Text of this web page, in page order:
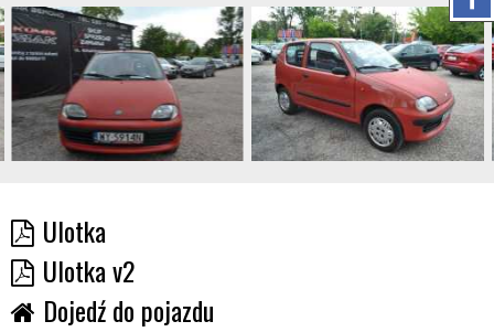
Ulotka
Ulotka v2
Dojedź do pojazdu